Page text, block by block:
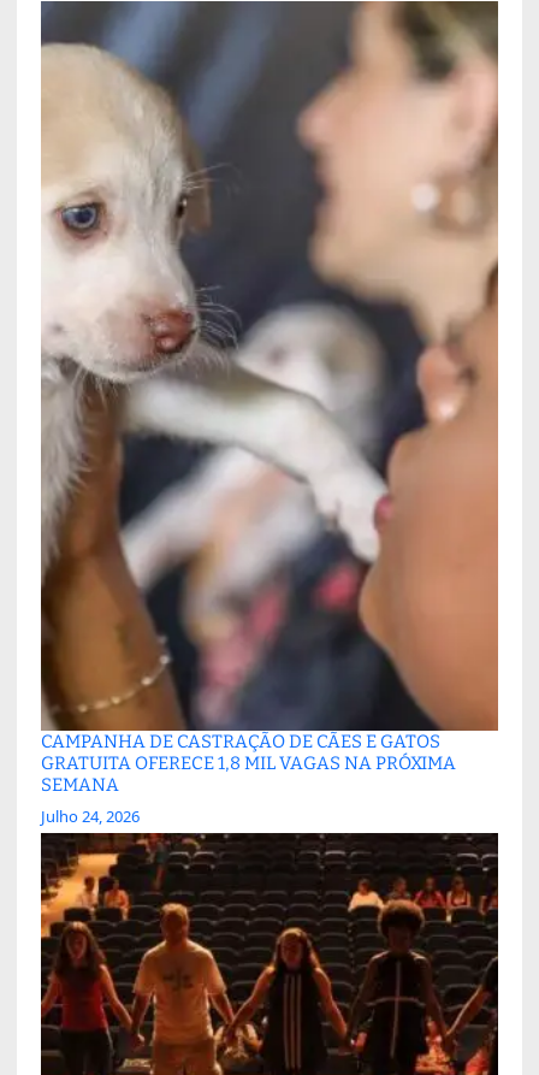
CAMPANHA DE CASTRAÇÃO DE CÃES E GATOS
GRATUITA OFERECE 1,8 MIL VAGAS NA PRÓXIMA
SEMANA
Julho 24, 2026